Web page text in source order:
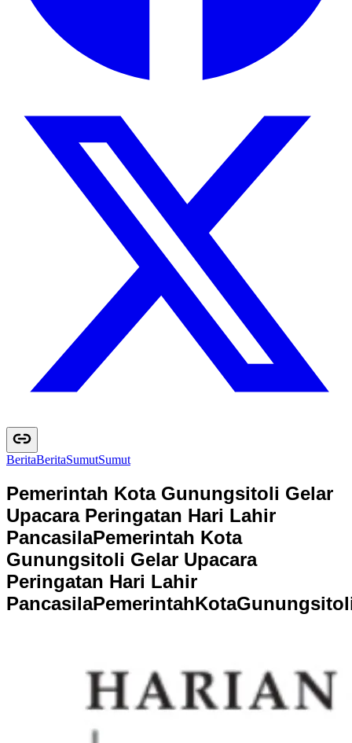
BeritaBeritaSumutSumut
Pemerintah Kota Gunungsitoli Gelar
Upacara Peringatan Hari Lahir
PancasilaPemerintah Kota
Gunungsitoli Gelar Upacara
Peringatan Hari Lahir
PancasilaPemerintahKotaGunungsitol